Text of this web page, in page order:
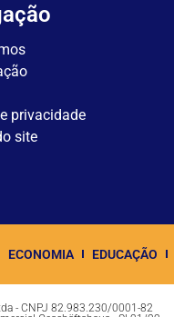
privacidade
site
ECONOMIA EDUCAÇÃO
- CNPJ 82.983.230/0001-82